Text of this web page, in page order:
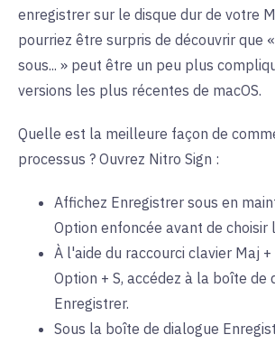
enregistrer sur le disque dur de votre
pourriez être surpris de découvrir que
sous... » peut être un peu plus
versions les plus récentes de macOS.
Quelle est la meilleure façon de
processus ? Ouvrez Nitro Sign :
Affichez Enregistrer sous en
Option enfoncée avant de choisir
À l'aide du raccourci clavier Maj +
Option + S, accédez à la boîte de
Enregistrer.
Sous la boîte de dialogue